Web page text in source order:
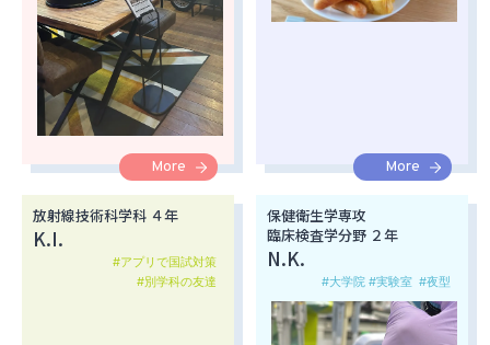
More More
放射線技術科学科 ４年
K.I.
#アプリで国試対策
#別学科の友達
保健衛生学専攻
臨床検査学分野 ２年
N.K.
#大学院 #実験室 #夜型